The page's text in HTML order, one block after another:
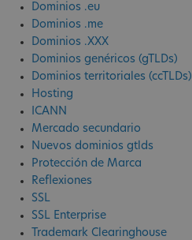
Dominios .eu
Dominios .me
Dominios .XXX
Dominios genéricos (gTLDs)
Dominios territoriales (ccTLDs)
Hosting
ICANN
Mercado secundario
Nuevos dominios gtlds
Protección de Marca
Reflexiones
SSL
SSL Enterprise
Trademark Clearinghouse